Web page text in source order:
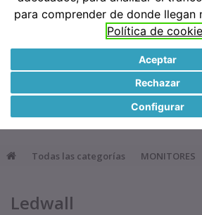
para comprender de donde llegan
Política de
Aceptar
Rechazar
Configurar
Todas las categorías MONITORES
Ledwall